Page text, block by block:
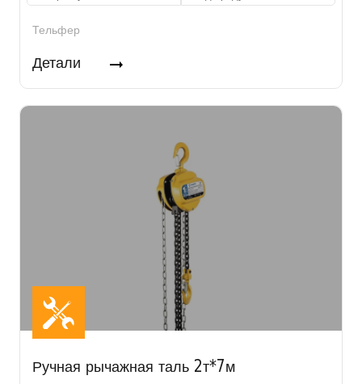
Тельфер
Детали
Ручная рычажная таль 2т*7м